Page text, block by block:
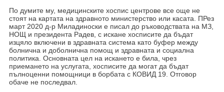
По думите му, медицинските хоспис центрове все още не
стоят на картата на здравното министерство или касата. ПРез
март 2020 д-р Миладиноски е писал до ръководствата на МЗ,
НОЩ и президента Радев, с искане хосписите да бъдат
изцяло включени в здравната система като буфер между
болнична и доболнична помощ и здравната и социална
политика. Основната цел на искането е била, чрез
приемането на услугата, хосписите да могат да бъдат
пълноценни помощници в борбата с КОВИД 19. Отговор
обаче не последвал.